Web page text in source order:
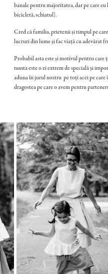
banale pentru majoritatea, dar pe care
bicicletă, schiatul).
‍Cred că familia, prietenii și timpul pe
lucruri din lume și fac viață cu adevărat
Probabil asta este și motivul pentru care
nunta este o zi extrem de specială și
aduna în jurul nostru pe toți acei pe
dragostea pe care o avem pentru